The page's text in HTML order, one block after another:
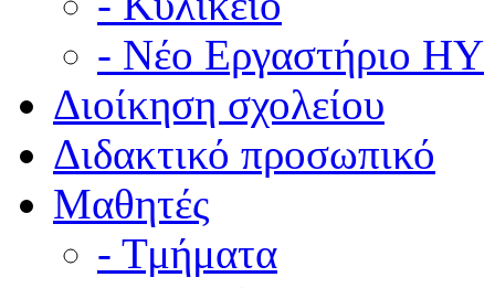
- Νέο Εργαστήριο ΗΥ
Διοίκηση σχολείου
Διδακτικό προσωπικό
Μαθητές
- Τμήματα